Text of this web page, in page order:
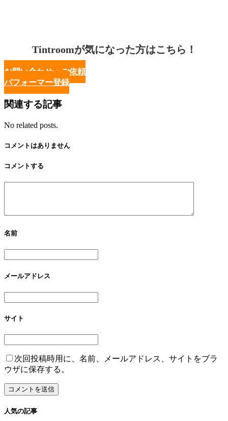
Tintroomが気になった方はこちら！
お問い合わせ・ご依頼
パフォーマー登録
関連する記事
No related posts.
コメントはありません
コメントする
名前
メールアドレス
サイト
次回投稿時用に、名前、メールアドレス、サイトをブラ
ウザに保存する。
人気の記事